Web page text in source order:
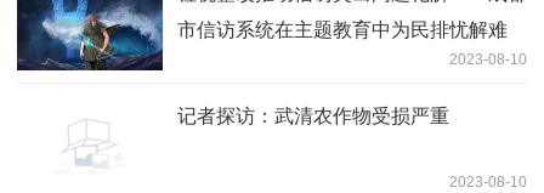
市信访系统在主题教育中为民排忧解难
2023-08-10
记者探访：武清农作物受损严重
2023-08-10